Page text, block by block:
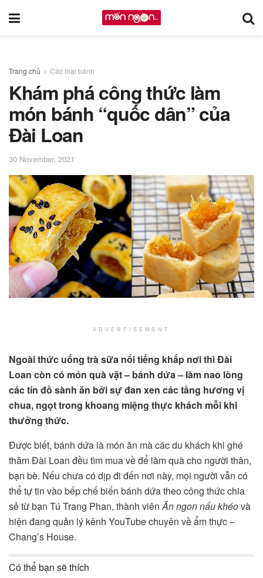
Trang chủ Các loại bánh
Khám phá công thức làm
món bánh “quốc dân” của
Đài Loan
30 November, 2021
ADVERTISEMENT
Ngoài thức uống trà sữa nổi tiếng khắp nơi thì Đài
Loan còn có món quà vặt – bánh dứa – làm nao lòng
các tín đồ sành ăn bởi sự đan xen các tầng hương vị
chua, ngọt trong khoang miệng thực khách mỗi khi
thưởng thức.
Được biết, bánh dứa là món ăn mà các du khách khi ghé
thăm Đài Loan đều tìm mua về để làm quà cho người thân,
bạn bè. Nếu chưa có dịp đi đến nơi này, mọi người vẫn có
thể tự tin vào bếp chế biến bánh dứa theo công thức chia
sẻ từ bạn Tú Trang Phan, thành viênĂn ngon nấu khéovà
hiện đang quản lý kênh YouTube chuyên về ẩm thực –
Chang’s House.
Có thể bạn sẽ thích